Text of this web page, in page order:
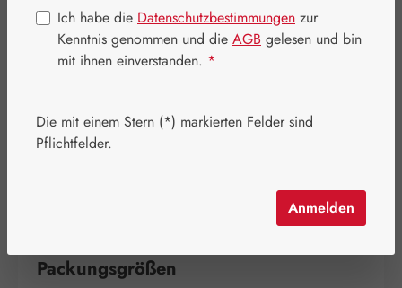
Regulärer Preis:
45,10 €
Inhalt:0.032 Kilogramm
Packungsgrößen
Ich habe die Datenschutzbestimmungen zur
Kenntnis genommen und die AGB gelesen und bin
mit ihnen einverstanden. *
Die mit einem Stern (*) markierten Felder sind
Pflichtfelder.
Anmelden